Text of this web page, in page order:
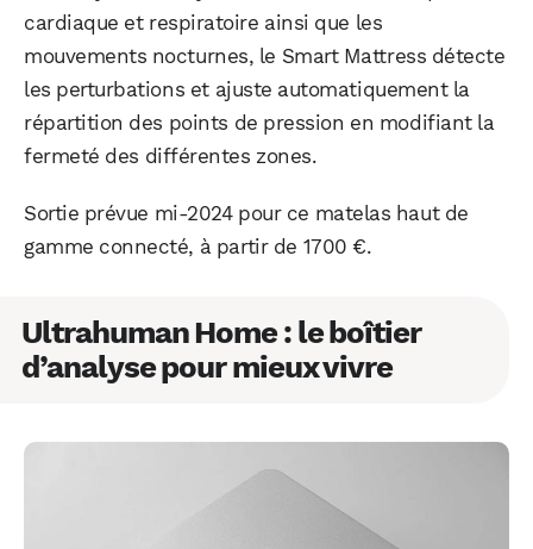
cardiaque et respiratoire ainsi que les
mouvements nocturnes, le Smart Mattress détecte
les perturbations et ajuste automatiquement la
répartition des points de pression en modifiant la
fermeté des différentes zones.
Sortie prévue mi-2024 pour ce matelas haut de
gamme connecté, à partir de 1700 €.
Ultrahuman Home : le boîtier
d’analyse pour mieux vivre